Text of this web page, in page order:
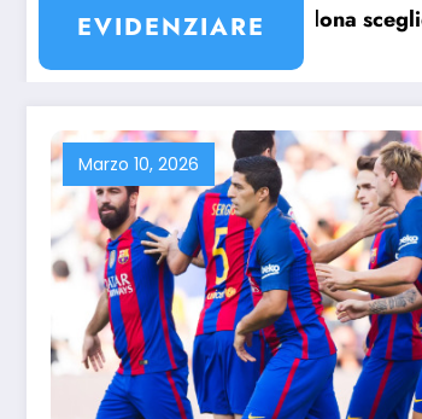
EVIDENZIARE
Barcellona?
Quale maglia Barcellona scegliere
Marzo 10, 2026